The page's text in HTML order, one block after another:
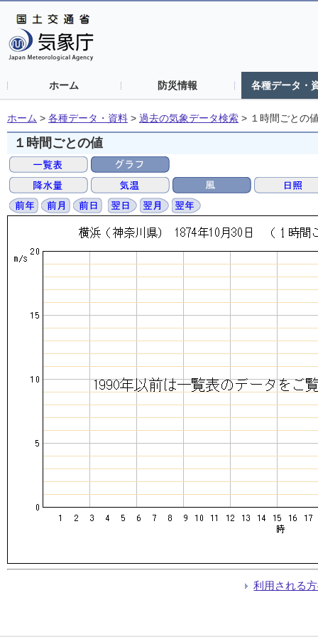
ホーム 防災情報 各種データ・
ホーム > 各種データ・資料 > 過去の気象データ検索 > １時間ごとの
１時間ごとの値
利用される